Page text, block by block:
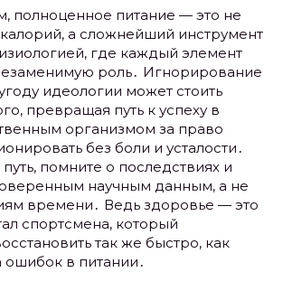
полноценное питание — это не
а сложнейший инструмент
где каждый элемент
роль․ Игнорирование
идеологии может стоить
превращая путь к успеху в
организмом за право
без боли и усталости․
помните о последствиях и
научным данным, а не
времени․ Ведь здоровье — это
спортсмена, который
так же быстро, как
ошибок в питании․